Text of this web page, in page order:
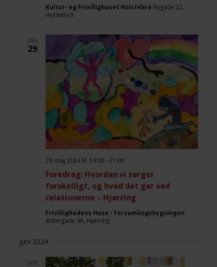
Kultur- og Frivillighuset Holstebro Nygade 22,
Holstebro
ONS
29
Foredrag: Hvordan vi sørger
forskelligt, og hvad det gør ved
relationerne – Hjørring
29. maj 2024 kl. 19:00- 21:00
Frivillighedens Huse - Forsamlingsbygningen
Østergade 9A, Hjørring
juni 2024
LØR